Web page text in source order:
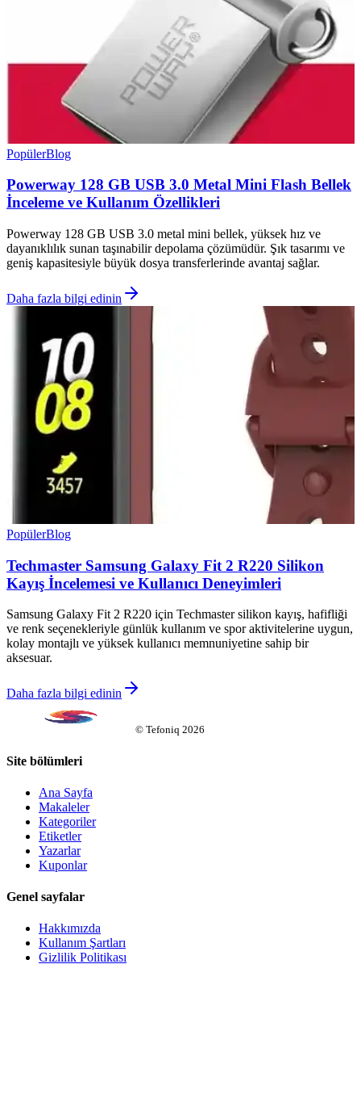
PopülerBlog
Powerway 128 GB USB 3.0 Metal Mini Flash Bellek
İnceleme ve Kullanım Özellikleri
Powerway 128 GB USB 3.0 metal mini bellek, yüksek hız ve
dayanıklılık sunan taşınabilir depolama çözümüdür. Şık tasarımı ve
geniş kapasitesiyle büyük dosya transferlerinde avantaj sağlar.
Daha fazla bilgi edinin
PopülerBlog
Techmaster Samsung Galaxy Fit 2 R220 Silikon
Kayış İncelemesi ve Kullanıcı Deneyimleri
Samsung Galaxy Fit 2 R220 için Techmaster silikon kayış, hafifliği
ve renk seçenekleriyle günlük kullanım ve spor aktivitelerine uygun,
kolay montajlı ve yüksek kullanıcı memnuniyetine sahip bir
aksesuar.
Daha fazla bilgi edinin
© Tefoniq 2026
Site bölümleri
Ana Sayfa
Makaleler
Kategoriler
Etiketler
Yazarlar
Kuponlar
Genel sayfalar
Hakkımızda
Kullanım Şartları
Gizlilik Politikası